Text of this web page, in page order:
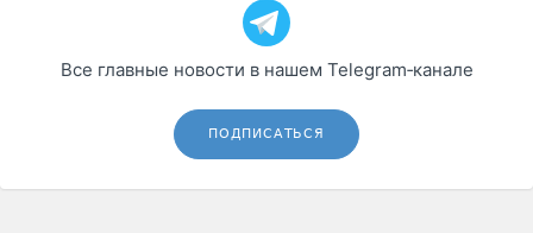
Все главные новости в нашем Telegram‑канале
ПОДПИСАТЬСЯ